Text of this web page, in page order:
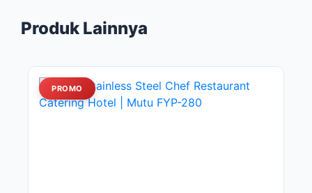
Produk Lainnya
PROMO